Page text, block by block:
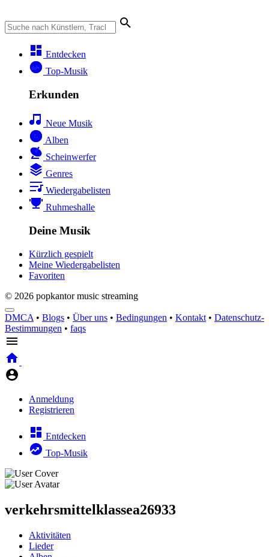
Entdecken
Top-Musik
Erkunden
Neue Musik
Alben
Scheinwerfer
Genres
Wiedergabelisten
Ruhmeshalle
Deine Musik
Kürzlich gespielt
Meine Wiedergabelisten
Favoriten
© 2026 popkantor music streaming
DMCA • Blogs • Über uns • Bedingungen • Kontakt • Datenschutz-
Bestimmungen • faqs
Anmeldung
Registrieren
Entdecken
Top-Musik
verkehrsmittelklassea26933
Aktivitäten
Lieder